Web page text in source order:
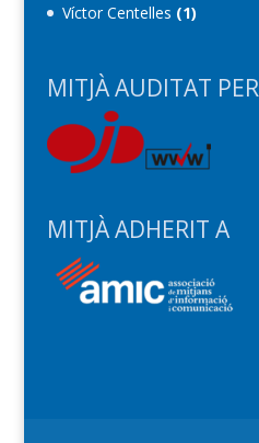
Víctor Centelles (1)
MITJÀ AUDITAT PER
MITJÀ ADHERIT A